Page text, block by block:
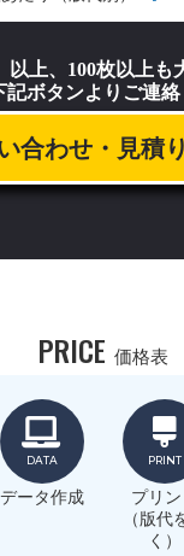
以上、100枚以上も
記ボタンよりご連絡
合わせ・見積
PRICE 価格表
DATA
データ作成
PRINT
プリン
（版代
く）